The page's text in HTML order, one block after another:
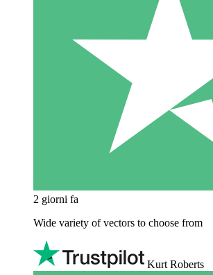
2 giorni fa
Wide variety of vectors to choose from
Kurt Roberts